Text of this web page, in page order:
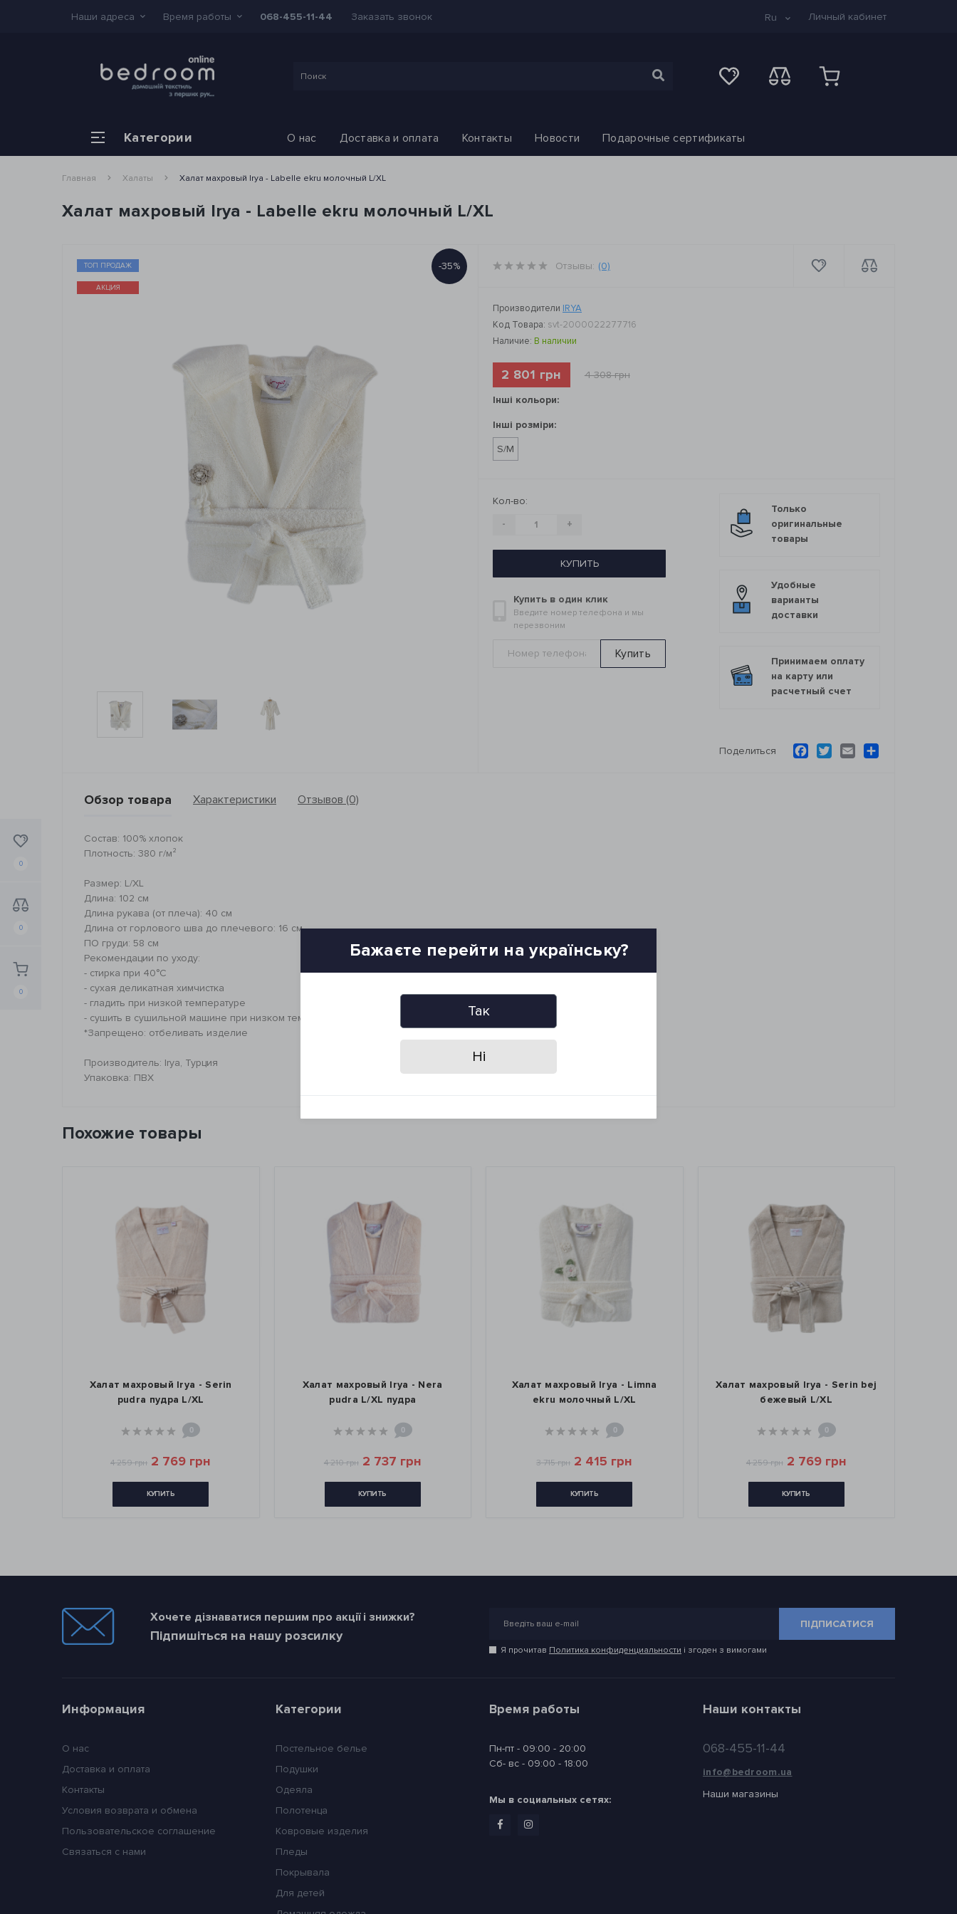
0
0
0
Наши адреса Время работы 068-455-11-44 Заказать звонок Ru Личный кабинет
Категории О нас Доставка и оплата Контакты Новости Подарочные сертификаты
Главная Халаты Халат махровый Irya - Labelle ekru молочный L/XL
Халат махровый Irya - Labelle ekru молочный L/XL
-35%
ТОП ПРОДАЖ
АКЦИЯ
Отзывы: (0)
Производители IRYA
Код Товара: svt-2000022277716
Наличие: В наличии
2 801 грн 4 308 грн
Інші кольори:
Інші розміри:
S/M
Кол-во:
- +
КУПИТЬ
Купить в один клик
Введите номер телефона и мы
перезвоним
Купить
Только
оригинальные
товары
Удобные
варианты
доставки
Принимаем оплату
на карту или
расчетный счет
Поделиться FacebookTwitterEmail
Обзор товара Характеристики Отзывов (0)
Состав: 100% хлопок
Плотность: 380 г/м²
Размер: L/XL
Длина: 102 см
Длина рукава (от плеча): 40 см
Длина от горлового шва до плечевого: 16 см
ПО груди: 58 см
Рекомендации по уходу:
- стирка при 40°C
- сухая деликатная химчистка
- гладить при низкой температуре
- сушить в сушильной машине при низком температурном режиме (не выше 60°C)
*Запрещено: отбеливать изделие
Производитель: Irya, Турция
Упаковка: ПВХ
Похожие товары
Халат махровый Irya - Serin
pudra пудра L/XL
0
4 259 грн 2 769 грн
КУПИТЬ
Халат махровый Irya - Nera
pudra L/XL пудра
0
4 210 грн 2 737 грн
КУПИТЬ
Халат махровый Irya - Limna
ekru молочный L/XL
0
3 715 грн 2 415 грн
КУПИТЬ
Халат махровый Irya - Serin bej
бежевый L/XL
0
4 259 грн 2 769 грн
КУПИТЬ
Хочете дізнаватися першим про акції і знижки?
Підпишіться на нашу розсилку
ПІДПИСАТИСЯ
Я прочитав Политика конфиденциальности і згоден з вимогами
Информация
О нас
Доставка и оплата
Контакты
Условия возврата и обмена
Пользовательское соглашение
Связаться с нами
Категории
Постельное белье
Подушки
Одеяла
Полотенца
Ковровые изделия
Пледы
Покрывала
Для детей
Время работы
Пн-пт - 09:00 - 20:00
Сб- вс - 09:00 - 18:00
Мы в социальных сетях:
Наши контакты
068-455-11-44
info@bedroom.ua
Наши магазины
Бажаєте перейти на українську?
Так
Ні